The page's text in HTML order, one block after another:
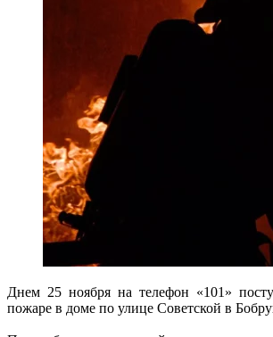
Днем 25 ноября на телефон «101»
пожаре в доме по улице Советской в